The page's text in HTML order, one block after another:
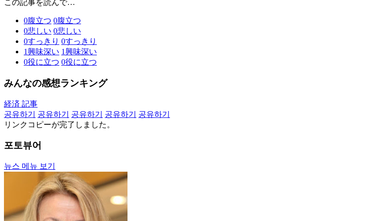
この記事を読んで…
0腹立つ 0腹立つ
0悲しい 0悲しい
0すっきり 0すっきり
1興味深い 1興味深い
0役に立つ 0役に立つ
みんなの感想ランキング
経済 記事
공유하기
공유하기 공유하기 공유하기
공유하기
リンクコピーが完了しました。
포토뷰어
뉴스 메뉴 보기